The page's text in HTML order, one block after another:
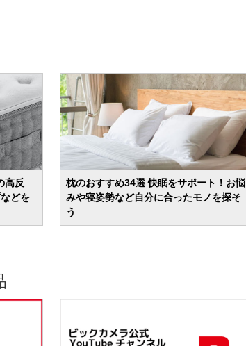
高反
どを
枕のおすすめ34選 快眠をサポート！お悩
みや寝姿勢など自分に合ったモノを探そ
う